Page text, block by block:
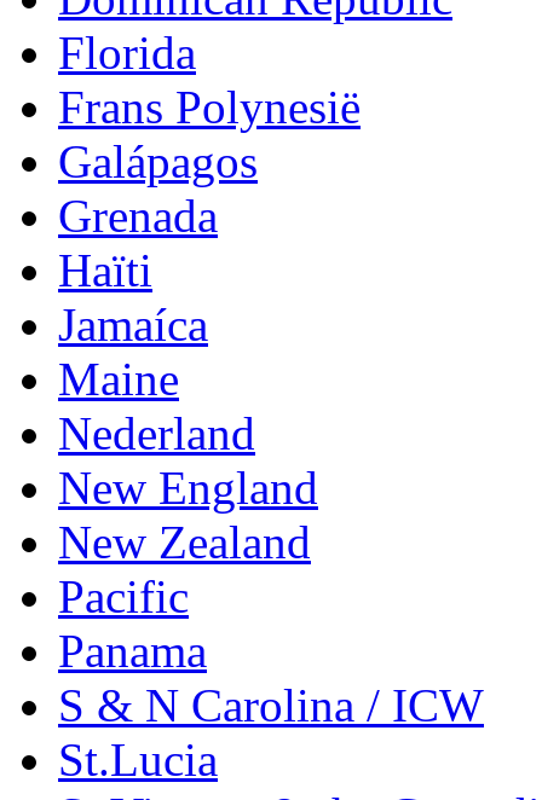
Florida
Frans Polynesië
Galápagos
Grenada
Haïti
Jamaíca
Maine
Nederland
New England
New Zealand
Pacific
Panama
S & N Carolina / ICW
St.Lucia